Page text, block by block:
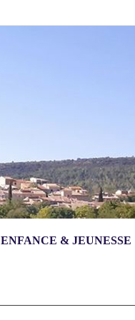
ENFANCE & JEUNESSE